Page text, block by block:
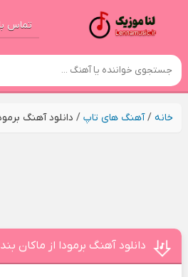
تماس
خانه/آهنگ های تاپ/ دانلود آهنگ
دانلود آهنگ برمودا از ماکان بند